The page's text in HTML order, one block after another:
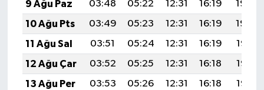
9 Ağu Paz
03:48 05:22 12:31 16:19
19:30
10 Ağu Pts
03:49 05:23 12:31 16:19
19:29
11 Ağu Sal
03:51 05:24 12:31 16:19
19:28
12 Ağu Çar
03:52 05:25 12:31 16:18
19:26
13 Ağu Per
03:53 05:26 12:31 16:18
19:25